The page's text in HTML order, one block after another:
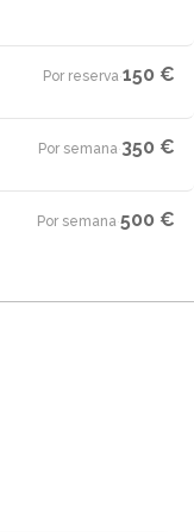
Por reserva·150 €
Por semana·350 €
Por semana·500 €